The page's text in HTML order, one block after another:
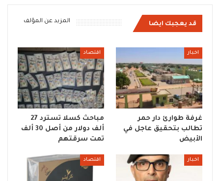
قد يعجبك ايضا المزيد عن المؤلف
اخبار
غرفة طوارئ دار حمر
تطالب بتحقيق عاجل في
الأبيض
اقتصاد
مباحث كسلا تسترد 27
ألف دولار من أصل 30 ألف
تمت سرقتهم
اخبار اقتصاد